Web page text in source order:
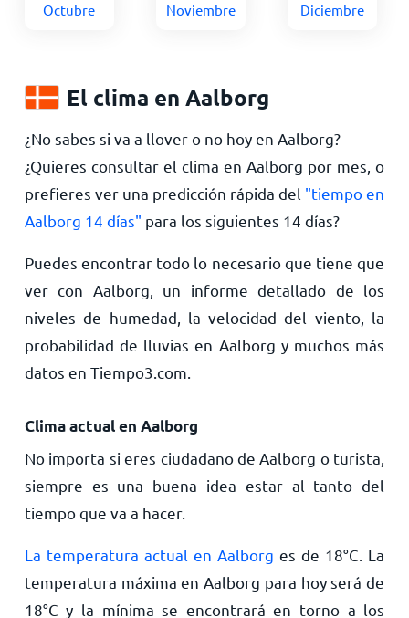
Octubre Noviembre Diciembre
El clima en Aalborg
¿No sabes si va a llover o no hoy en Aalborg?
¿Quieres consultar el clima en Aalborg por mes, o
prefieres ver una predicción rápida del "tiempo en
Aalborg 14 días" para los siguientes 14 días?
Puedes encontrar todo lo necesario que tiene que
ver con Aalborg, un informe detallado de los
niveles de humedad, la velocidad del viento, la
probabilidad de lluvias en Aalborg y muchos más
datos en Tiempo3.com.
Clima actual en Aalborg
No importa si eres ciudadano de Aalborg o turista,
siempre es una buena idea estar al tanto del
tiempo que va a hacer.
La temperatura actual en Aalborg es de 18°C . La
temperatura máxima en Aalborg para hoy será de
18°C y la mínima se encontrará en torno a los